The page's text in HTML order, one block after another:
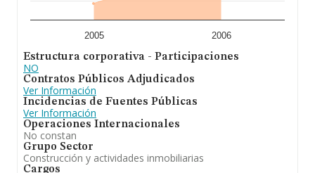
2005 2006
Estructura corporativa - Participaciones
NO
Contratos Públicos Adjudicados
Ver Información
Incidencias de Fuentes Públicas
Ver Información
Operaciones Internacionales
No constan
Grupo Sector
Construcción y actividades inmobiliarias
Cargos